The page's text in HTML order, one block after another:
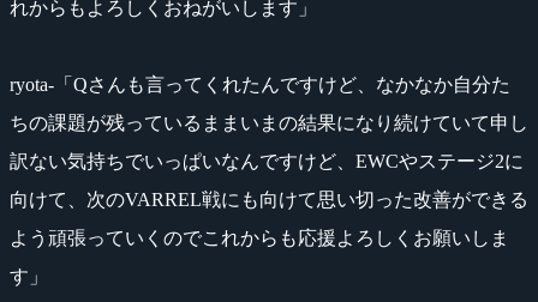
れからもよろしくおねがいします」
ryota-「Qさんも言ってくれたんですけど、なかなか自分た
ちの課題が残っているままいまの結果になり続けていて申し
訳ない気持ちでいっぱいなんですけど、EWCやステージ2に
向けて、次のVARREL戦にも向けて思い切った改善ができる
よう頑張っていくのでこれからも応援よろしくお願いしま
す」